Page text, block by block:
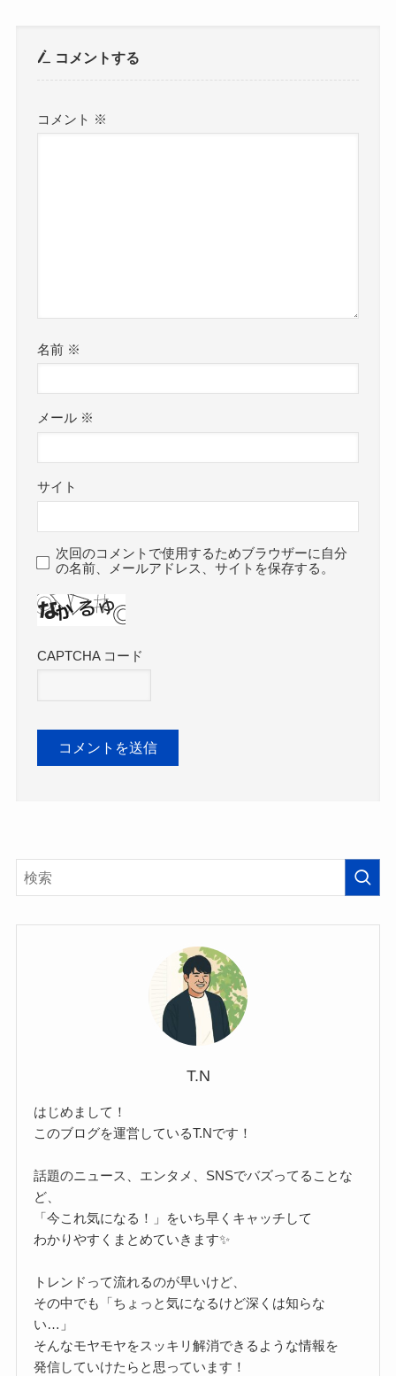
コメントする
コメント ※
名前 ※
メール ※
サイト
次回のコメントで使用するためブラウザーに自分
の名前、メールアドレス、サイトを保存する。
CAPTCHA コード
T.N
はじめまして！
このブログを運営しているT.Nです！
話題のニュース、エンタメ、SNSでバズってることな
ど、
「今これ気になる！」をいち早くキャッチして
わかりやすくまとめていきます✨
トレンドって流れるのが早いけど、
その中でも「ちょっと気になるけど深くは知らな
い…」
そんなモヤモヤをスッキリ解消できるような情報を
発信していけたらと思っています！